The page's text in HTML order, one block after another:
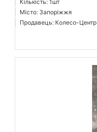
Кількість: 1шт
Місто: Запоріжжя
Продавець: Колесо-Центр